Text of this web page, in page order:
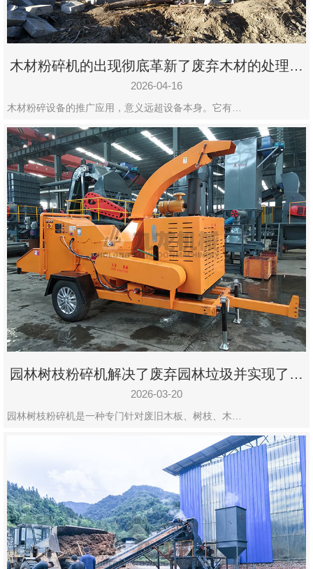
木材粉碎机的出现彻底革新了废弃木材的处理模
式
2026-04-16
木材粉碎设备的推广应用，意义远超设备本身。它有…
园林树枝粉碎机解决了废弃园林垃圾并实现了再
利用
2026-03-20
园林树枝粉碎机是一种专门针对废旧木板、树枝、木…